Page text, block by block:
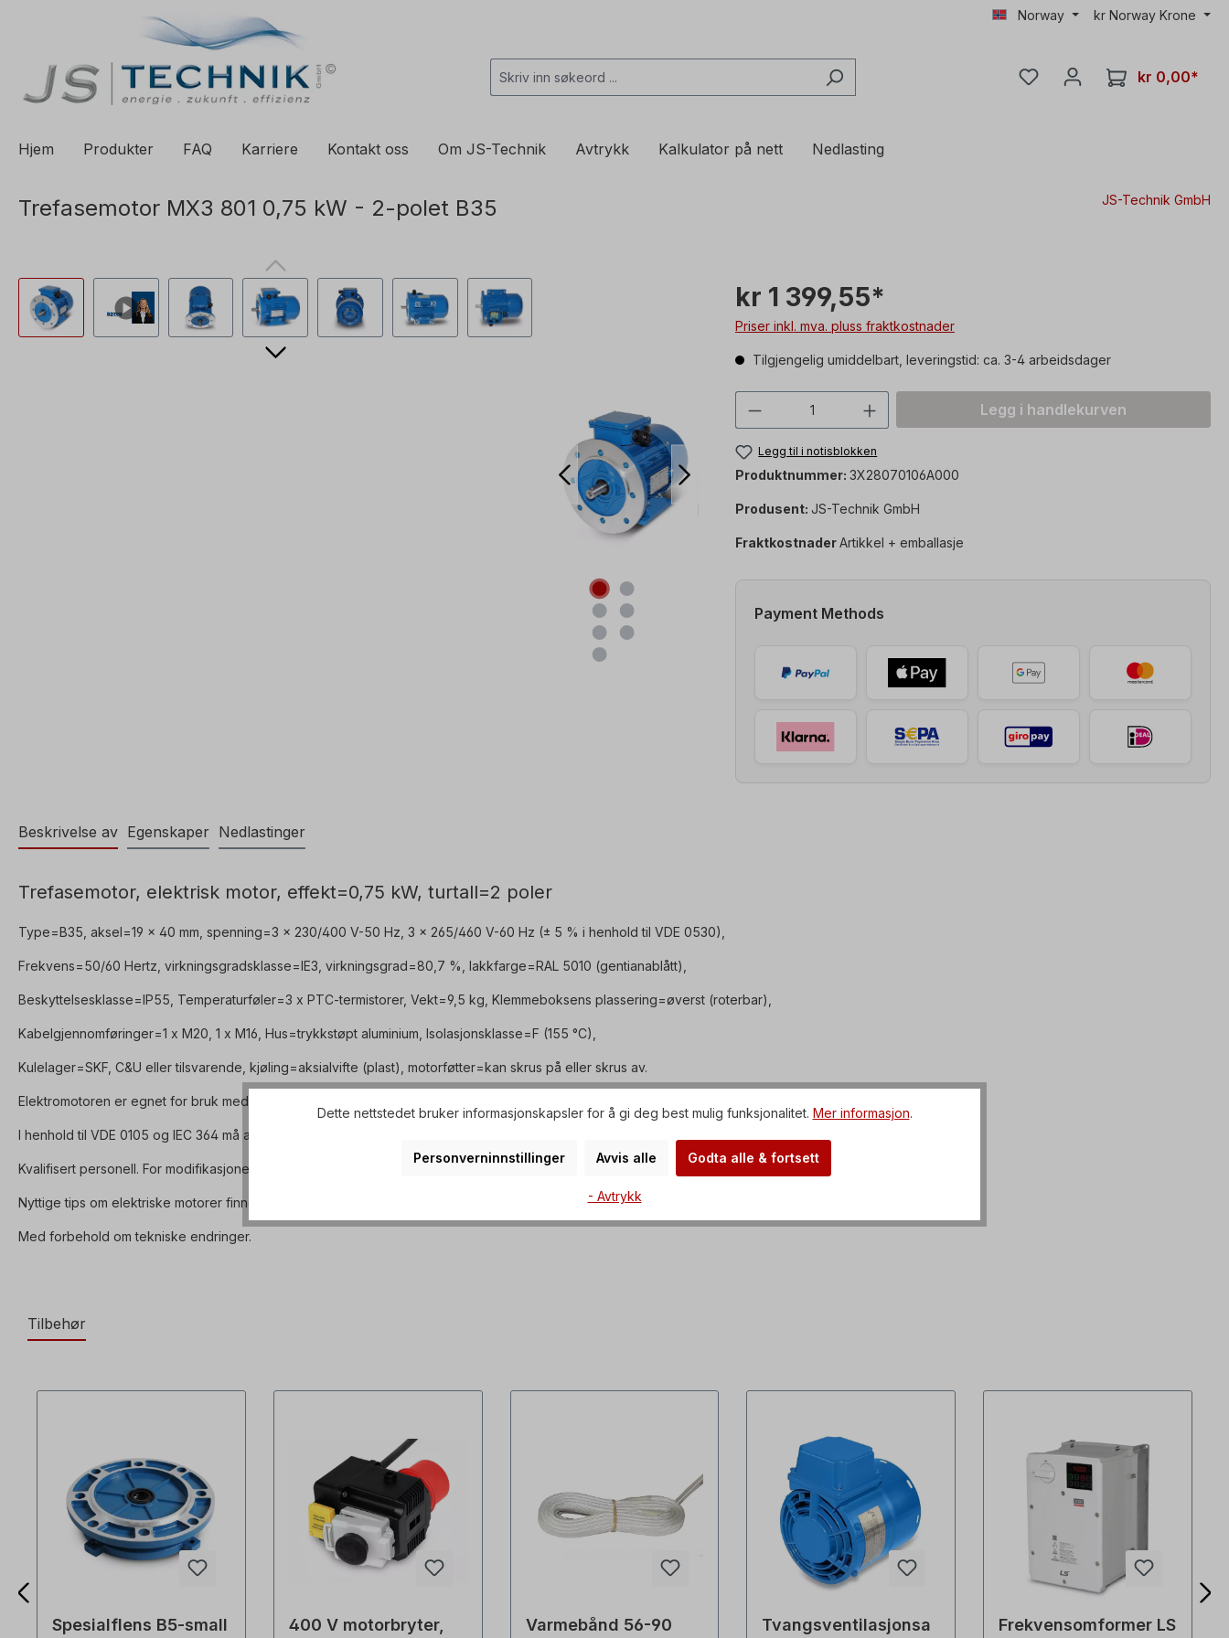
Gå til hovednavigasjon Norway kr Norway Krone
kr 0,00*
Hjem Produkter FAQ Karriere Kontakt oss Om JS-Technik Avtrykk Kalkulator på nett Nedlasting
Trefasemotor MX3 801 0,75 kW - 2-polet B35 JS-Technik GmbH
kr 1 399,55*
Priser inkl. mva. pluss fraktkostnader
Tilgjengelig umiddelbart, leveringstid: ca. 3-4 arbeidsdager
Produktmengde: Skriv inn ønsket verdi, eller
Legg i handlekurven
Legg til i notisblokken
Produktnummer: 3X28070106A000
Produsent: JS-Technik GmbH
FraktkostnaderArtikkel + emballasje
Payment Methods
Beskrivelse av Egenskaper Nedlastinger
Trefasemotor, elektrisk motor, effekt=0,75 kW, turtall=2 poler
Type=B35, aksel=19 x 40 mm, spenning=3 x 230/400 V-50 Hz, 3 x 265/460 V-60 Hz (± 5 % i henhold til VDE 0530),
Frekvens=50/60 Hertz, virkningsgradsklasse=IE3, virkningsgrad=80,7 %, lakkfarge=RAL 5010 (gentianablått),
Beskyttelsesklasse=IP55, Temperaturføler=3 x PTC-termistorer, Vekt=9,5 kg, Klemmeboksens plassering=øverst (roterbar),
Kabelgjennomføringer=1 x M20, 1 x M16, Hus=trykkstøpt aluminium, Isolasjonsklasse=F (155 °C),
Kulelager=SKF, C&U eller tilsvarende, kjøling=aksialvifte (plast), motorføtter=kan skrus på eller skrus av.
Elektromotoren er egnet for bruk med frekvensomformere og for begge rotasjonsretninger.
I henhold til VDE 0105 og IEC 364 må alt arbeid på den elektriske drivenheten kun utføres av kvalifisert personell
Kvalifisert personell. For modifikasjoner eller spesialutførelser, vennligst send oss en forespørsel.
Nyttige tips om elektriske motorer finner du i . Alle produktbilder er uforpliktende eksempler!
Med forbehold om tekniske endringer.
Tilbehør
Spesialflens B5-small
400 V motorbryter,
Varmebånd 56-90
Tvangsventilasjonsa
Frekvensomformer LS
Dette nettstedet bruker informasjonskapsler for å gi deg best mulig funksjonalitet. Mer informasjon.
Personverninnstillinger Avvis alle Godta alle & fortsett
- Avtrykk